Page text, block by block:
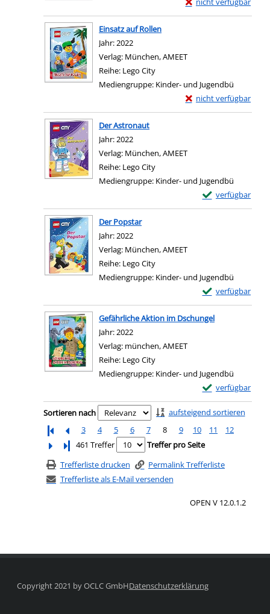
Zum Download von
Einsatz auf Rollen
Suche nach diesem Verfasser
Jahr:2022
Verlag: München, AMEET
Reihe: Lego City
Mediengruppe: Kinder- und Jugendbü
nicht verfügbar
Exemplar-Details von
Zum Download von
Der Astronaut
Suche nach diesem Verfasser
Jahr:2022
Verlag: München, AMEET
Reihe: Lego City
Mediengruppe: Kinder- und Jugendbü
verfügbar
Exemplar-
Zum Download
Der Popstar
Suche nach diesem Verfasser
Jahr:2022
Verlag: München, AMEET
Reihe: Lego City
Mediengruppe: Kinder- und Jugendbü
verfügbar
Exemplar-Details
Zum Download
Gefährliche Aktion im Dschungel
Suche nach diesem Verfasser
Jahr:2022
Verlag: münchen, AMEET
Reihe: Lego City
Mediengruppe: Kinder- und Jugendbü
verfügbar
Exemplar-Details
Zum Download
Zu den Suchfiltern springen
Sortieren nach
aufsteigend sortieren
3
4 5 6 7 8 9 10 11
12
Letzte Seite
461 Treffer
Treffer pro Seite
Trefferliste drucken
Permalink Trefferliste
Trefferliste als E-Mail versenden
OPEN V 12.0.1.2
Copyright 2021 by OCLC GmbHDatenschutzerklärung